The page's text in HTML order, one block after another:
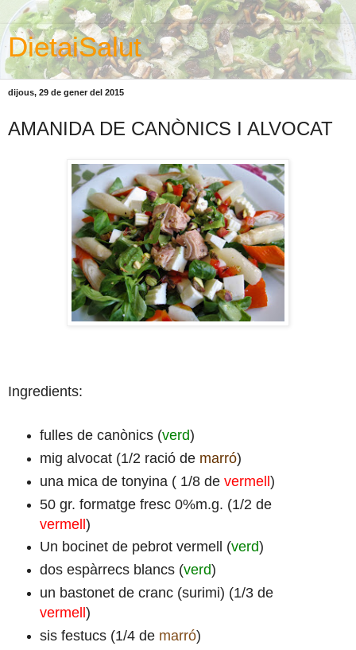
DietaiSalut
dijous, 29 de gener del 2015
AMANIDA DE CANÒNICS I ALVOCAT
Ingredients:
fulles de canònics (verd)
mig alvocat (1/2 ració de marró)
una mica de tonyina ( 1/8 de vermell)
50 gr. formatge fresc 0%m.g. (1/2 de
vermell)
Un bocinet de pebrot vermell (verd)
dos espàrrecs blancs (verd)
un bastonet de cranc (surimi) (1/3 de
vermell )
sis festucs (1/4 de marró)